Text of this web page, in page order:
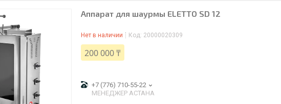
Аппарат для шаурмы ELETTO SD 12
Нет в наличии Код: 20000020309
200 000 ₸
+7 (776) 710-55-22
МЕНЕДЖЕР АСТАНА